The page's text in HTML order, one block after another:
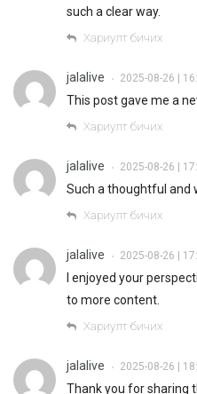
such a clear way.
Хариулт бичих
jalalive • 2025-08-26 |
This post gave me a
Хариулт бичих
jalalive • 2025-08-26 |
Such a thoughtful and
Хариулт бичих
jalalive • 2025-08-26 |
I enjoyed your
to more content.
Хариулт бичих
jalalive • 2025-08-26 |
Thank you for sharing